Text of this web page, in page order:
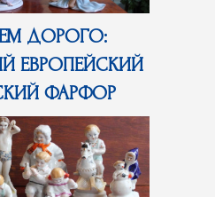
ДОРОГО:
ЕВРОПЕЙСКИЙ
ФАРФОР